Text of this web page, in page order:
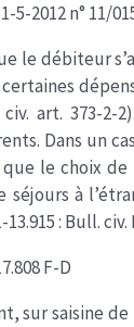
5-2012 n° 11/
le débiteur
civ. art. 373-
Dans un
le choix de
à
13.915 : Bull.
F-D
sur saisine